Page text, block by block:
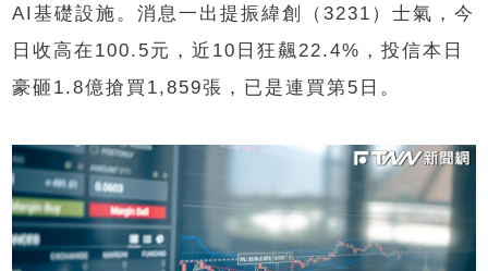
AI基礎設施。消息一出提振緯創（3231）士氣，今
日收高在100.5元，近10日狂飆22.4%，投信本日
豪砸1.8億搶買1,859張，已是連買第5日。